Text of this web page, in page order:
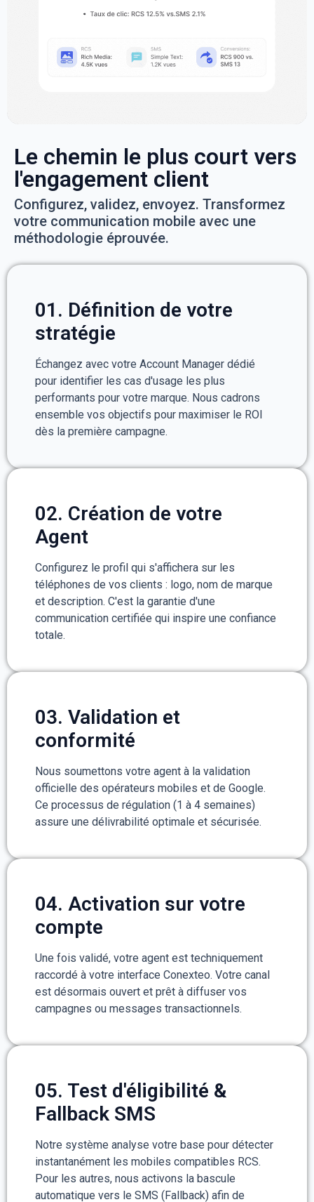
Le chemin le plus court vers
l'engagement client
Configurez, validez, envoyez. Transformez
votre communication mobile avec une
méthodologie éprouvée.
01. Définition de votre
stratégie
Échangez avec votre Account Manager dédié
pour identifier les cas d'usage les plus
performants pour votre marque. Nous cadrons
ensemble vos objectifs pour maximiser le ROI
dès la première campagne.
02. Création de votre
Agent
Configurez le profil qui s'affichera sur les
téléphones de vos clients : logo, nom de marque
et description. C'est la garantie d'une
communication certifiée qui inspire une confiance
totale.
03. Validation et
conformité
Nous soumettons votre agent à la validation
officielle des opérateurs mobiles et de Google.
Ce processus de régulation (1 à 4 semaines)
assure une délivrabilité optimale et sécurisée.
04. Activation sur votre
compte
Une fois validé, votre agent est techniquement
raccordé à votre interface Conexteo. Votre canal
est désormais ouvert et prêt à diffuser vos
campagnes ou messages transactionnels.
05. Test d'éligibilité &
Fallback SMS
Notre système analyse votre base pour détecter
instantanément les mobiles compatibles RCS.
Pour les autres, nous activons la bascule
automatique vers le SMS (Fallback) afin de